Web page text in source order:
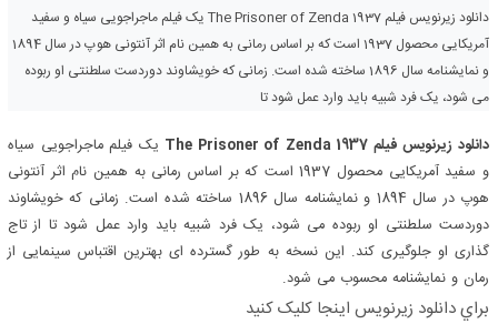
دانلود زیرنویس فیلم The Prisoner of Zenda 1937 یک فیلم ماجراجویی سیاه و سفید
آمریکایی محصول 1937 است که بر اساس رمانی به همین نام اثر آنتونی هوپ در سال 1894
و نمایشنامه سال 1896 ساخته شده است. زمانی که خویشاوند دوردست سلطنتی او ربوده
می شود، یک فرد شبیه باید وارد عمل شود تا
دانلود زیرنویس فیلم The Prisoner of Zenda 1937
یک فیلم ماجراجویی سیاه
و سفید آمریکایی محصول 1937 است که بر اساس رمانی به همین نام اثر آنتونی
هوپ در سال 1894 و نمایشنامه سال 1896 ساخته شده است. زمانی که خویشاوند
دوردست سلطنتی او ربوده می شود، یک فرد شبیه باید وارد عمل شود تا از تاج
گذاری او جلوگیری کند. این نسخه به طور گسترده ای بهترین اقتباس سینمایی از
رمان و نمایشنامه محسوب می شود.
براي دانلود زيرنويس اينجا کليک کنيد